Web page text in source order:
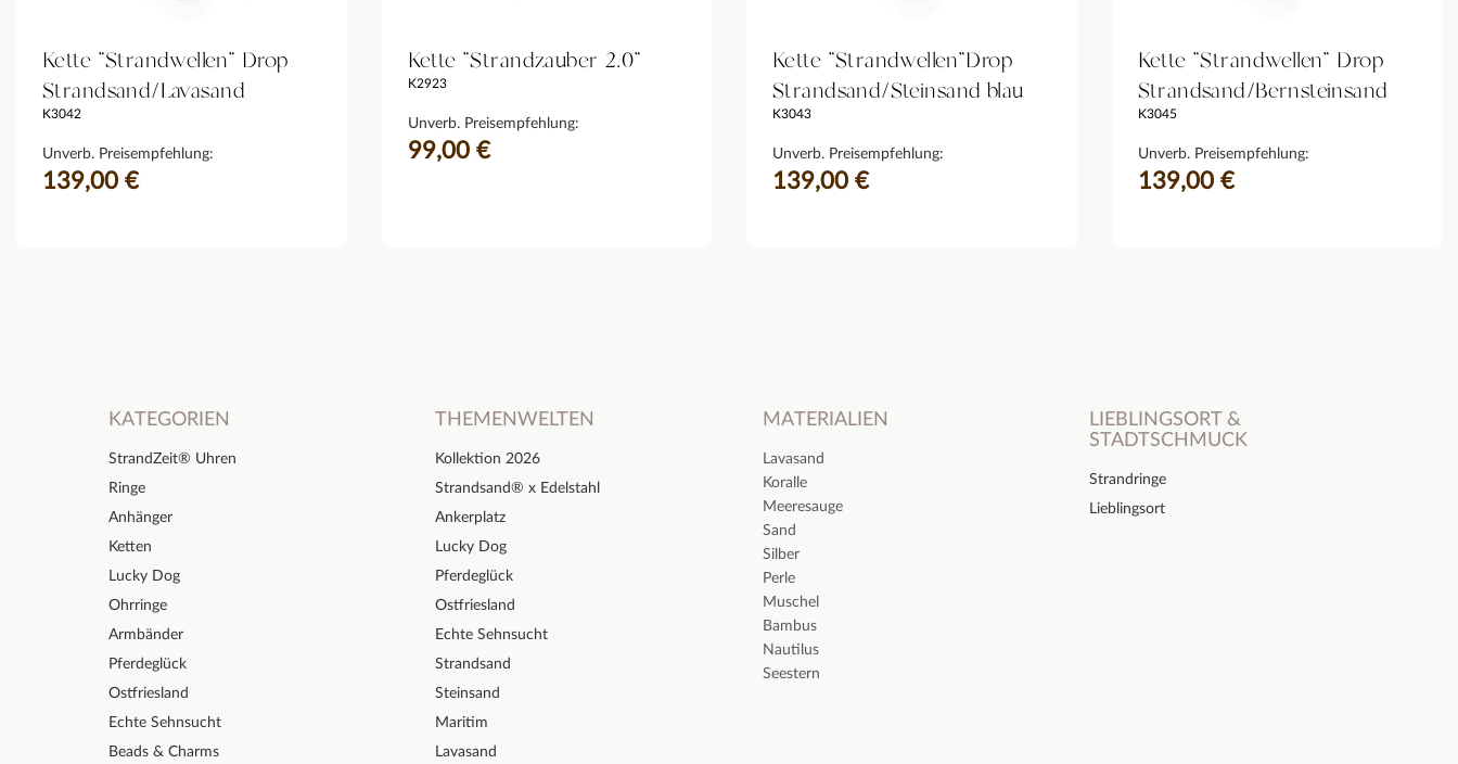
Kette "Strandwellen" Drop
Strandsand/Lavasand
K3042
Unverb. Preisempfehlung:
139,00 €
Kette "Strandzauber 2.0"
K2923
Unverb. Preisempfehlung:
99,00 €
Kette "Strandwellen"Drop
Strandsand/Steinsand blau
K3043
Unverb. Preisempfehlung:
139,00 €
Kette "Strandwellen" Drop
Strandsand/Bernsteinsand
K3045
Unverb. Preisempfehlung:
139,00 €
KATEGORIEN
StrandZeit® Uhren
Ringe
Anhänger
Ketten
Lucky Dog
Ohrringe
Armbänder
Pferdeglück
Ostfriesland
Echte Sehnsucht
Beads & Charms
THEMENWELTEN
Kollektion 2026
Strandsand® x Edelstahl
Ankerplatz
Lucky Dog
Pferdeglück
Ostfriesland
Echte Sehnsucht
Strandsand
Steinsand
Maritim
Lavasand
MATERIALIEN
Lavasand
Koralle
Meeresauge
Sand
Silber
Perle
Muschel
Bambus
Nautilus
Seestern
LIEBLINGSORT &
STADTSCHMUCK
Strandringe
Lieblingsort